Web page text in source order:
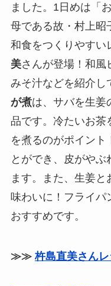
ました。1日めは「
母である故・村上昭
和食をつくりやすい
美さんが登場！和風
みそ汁などを紹介し
が煮は、サバを生姜
品です。冷たいお茶
を煮るのがポイント
とができ、皮がやぶ
ます。また、生姜
味わいに！フライパ
おすすめです。
≫≫杵島直美さん